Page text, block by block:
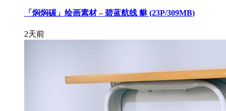
「焖焖碳」绘画素材 – 碧蓝航线 貅 (23P/309MB)
2天前